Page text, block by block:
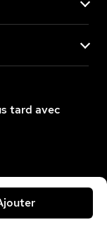
tard avec